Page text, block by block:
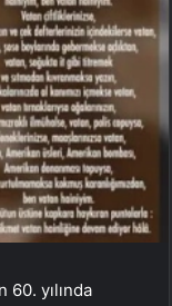
60. yılında